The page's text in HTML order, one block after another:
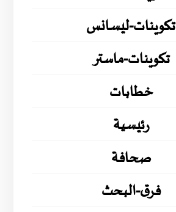
تكوينات-ليسانس
تكوينات-ماستر
خطابات
رئيسية
صحافة
فرق-البحث